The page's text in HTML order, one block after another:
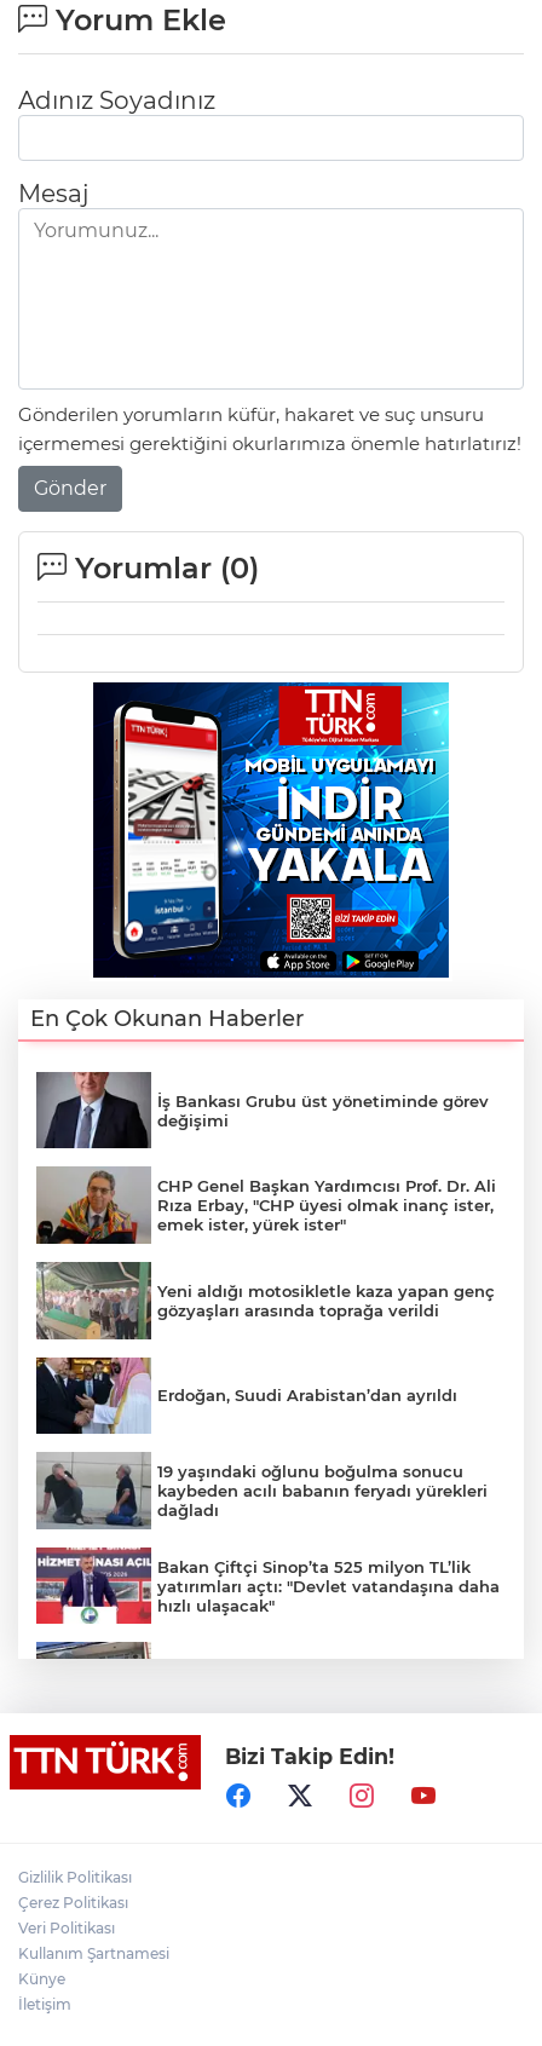
Yorum Ekle
Adınız Soyadınız
Mesaj
Gönderilen yorumların küfür, hakaret ve suç unsuru
içermemesi gerektiğini okurlarımıza önemle hatırlatırız!
Gönder
Yorumlar (0)
En Çok Okunan Haberler
İş Bankası Grubu üst yönetiminde görev
değişimi
CHP Genel Başkan Yardımcısı Prof. Dr. Ali
Rıza Erbay, "CHP üyesi olmak inanç ister,
emek ister, yürek ister"
Yeni aldığı motosikletle kaza yapan genç
gözyaşları arasında toprağa verildi
Erdoğan, Suudi Arabistan’dan ayrıldı
19 yaşındaki oğlunu boğulma sonucu
kaybeden acılı babanın feryadı yürekleri
dağladı
Bakan Çiftçi Sinop’ta 525 milyon TL’lik
yatırımları açtı: "Devlet vatandaşına daha
hızlı ulaşacak"
Bakan Tekin üniversite adaylarıyla
tecrübe paylaştı
sonra kaçan hırsıza, temizlik
Bizi Takip Edin!
Gizlilik Politikası
Çerez Politikası
Veri Politikası
Kullanım Şartnamesi
Künye
İletişim